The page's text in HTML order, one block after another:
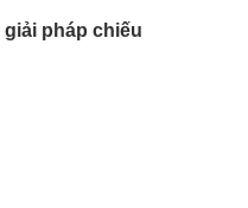
giải pháp chiếu